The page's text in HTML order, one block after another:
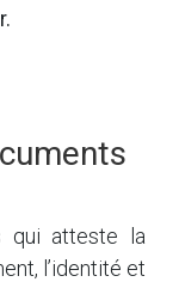
qui atteste la
l’identité et